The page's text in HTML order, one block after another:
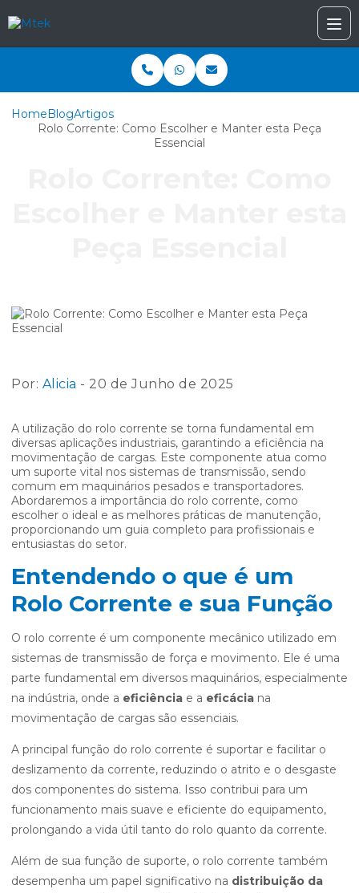
HomeBlogArtigos
Rolo Corrente: Como Escolher e Manter esta Peça
Essencial
Por: Alicia - 20 de Junho de 2025
A utilização do rolo corrente se torna fundamental em
diversas aplicações industriais, garantindo a eficiência na
movimentação de cargas. Este componente atua como
um suporte vital nos sistemas de transmissão, sendo
comum em maquinários pesados e transportadores.
Abordaremos a importância do rolo corrente, como
escolher o ideal e as melhores práticas de manutenção,
proporcionando um guia completo para profissionais e
entusiastas do setor.
Entendendo o que é um
Rolo Corrente e sua Função
O rolo corrente é um componente mecânico utilizado em
sistemas de transmissão de força e movimento. Ele é uma
parte fundamental em diversos maquinários, especialmente
na indústria, onde a eficiência e a eficácia na
movimentação de cargas são essenciais.
A principal função do rolo corrente é suportar e facilitar o
deslizamento da corrente, reduzindo o atrito e o desgaste
dos componentes do sistema. Isso contribui para um
funcionamento mais suave e eficiente do equipamento,
prolongando a vida útil tanto do rolo quanto da corrente.
Além de sua função de suporte, o rolo corrente também
desempenha um papel significativo na distribuição da